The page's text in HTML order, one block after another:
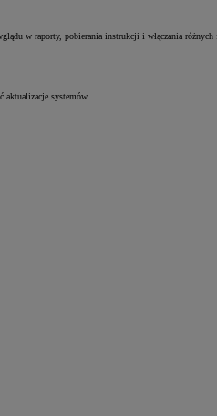
w raporty, pobierania instrukcji i włączania
aktualizacje systemów.